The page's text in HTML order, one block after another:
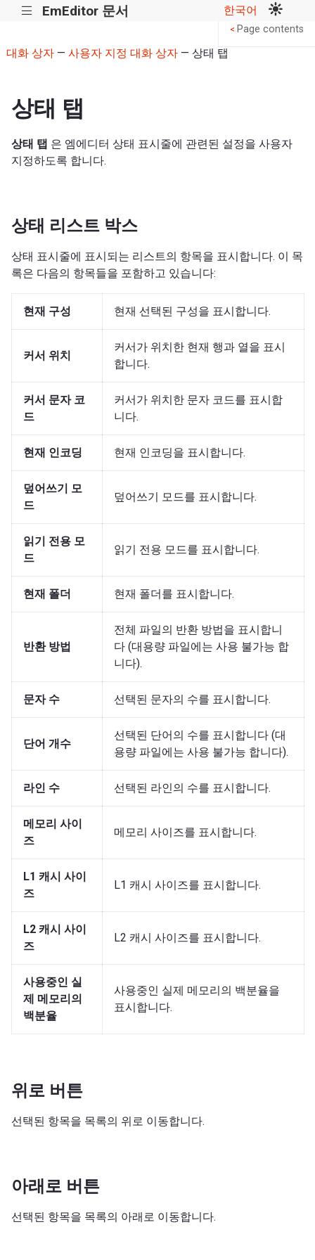
||| EmEditor 문서 한국어
대화 상자— 사용자 지정 대화 상자— 상태 탭
상태 탭
상태 탭 은 엠에디터 상태 표시줄에 관련된 설정을 사용자
지정하도록 합니다.
상태 리스트 박스
상태 표시줄에 표시되는 리스트의 항목을 표시합니다. 이 목
록은 다음의 항목들을 포함하고 있습니다:
현재 구성 현재 선택된 구성을 표시합니다.
커서 위치
커서가 위치한 현재 행과 열을 표시
합니다.
커서 문자 코
드
커서가 위치한 문자 코드를 표시합
니다.
현재 인코딩 현재 인코딩을 표시합니다.
덮어쓰기 모
드
덮어쓰기 모드를 표시합니다.
읽기 전용 모
드
읽기 전용 모드를 표시합니다.
현재 폴더 현재 폴더를 표시합니다.
반환 방법
전체 파일의 반환 방법을 표시합니
다 (대용량 파일에는 사용 불가능 합
니다).
문자 수 선택된 문자의 수를 표시합니다.
단어 개수
선택된 단어의 수를 표시합니다 (대
용량 파일에는 사용 불가능 합니다).
라인 수 선택된 라인의 수를 표시합니다.
메모리 사이
즈
메모리 사이즈를 표시합니다.
L1 캐시 사이
즈
L1 캐시 사이즈를 표시합니다.
L2 캐시 사이
즈
L2 캐시 사이즈를 표시합니다.
사용중인 실
제 메모리의
백분율
사용중인 실제 메모리의 백분율을
표시합니다.
위로 버튼
선택된 항목을 목록의 위로 이동합니다.
아래로 버튼
선택된 항목을 목록의 아래로 이동합니다.
< Page contents